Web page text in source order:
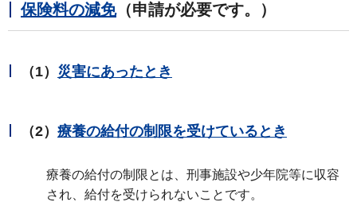
保険料の減免（申請が必要です。）
（1） 災害にあったとき
（2） 療養の給付の制限を受けているとき
療養の給付の制限とは、刑事施設や少年院等に収容
され、給付を受けられないことです。